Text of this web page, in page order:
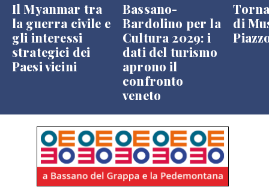
Il Myanmar tra
la guerra civile e
gli interessi
strategici dei
Paesi vicini
Bassano-
Bardolino per la
Cultura 2029: i
dati del turismo
aprono il
confronto
veneto
di